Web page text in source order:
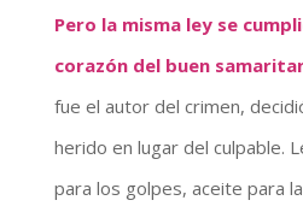
Pero la misma ley se
corazón del buen
fue el autor del crimen,
herido en lugar del culpable.
para los golpes, aceite para